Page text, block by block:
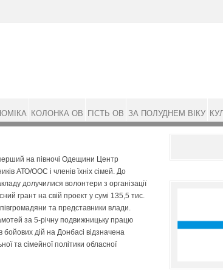
перший на півночі Одещини Центр
АТО/ООС і членів їхніх сімей. До
долучилися волонтери з організації
грант на свій проект у сумі 135,5 тис.
та представники влади.
за 5-річну подвижницьку працю
дій на Донбасі відзначена
та сімейної політики обласної
КОЛОНКА ОВ ГІСТЬ ОВ ЗА ПОЛУДНЕМ ВІКУ